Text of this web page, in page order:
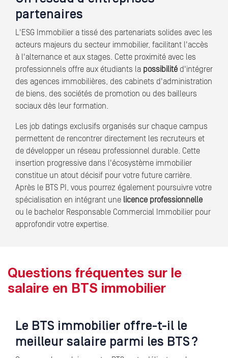
partenaires
L'ESG Immobilier a tissé des partenariats solides avec les
acteurs majeurs du secteur immobilier, facilitant l'accès
à l'alternance et aux stages. Cette proximité avec les
professionnels offre aux étudiants la possibilité d'intégrer
des agences immobilières, des cabinets d'administration
de biens, des sociétés de promotion ou des bailleurs
sociaux dès leur formation.
Les job datings exclusifs organisés sur chaque campus
permettent de rencontrer directement les recruteurs et
de développer un réseau professionnel durable. Cette
insertion progressive dans l'écosystème immobilier
constitue un atout décisif pour votre future carrière.
Après le BTS PI, vous pourrez également poursuivre votre
spécialisation en intégrant une licence professionnelle
ou le bachelor Responsable Commercial Immobilier pour
approfondir votre expertise.
Questions fréquentes sur le
salaire en BTS immobilier
Le BTS immobilier offre-t-il le
meilleur salaire parmi les BTS ?